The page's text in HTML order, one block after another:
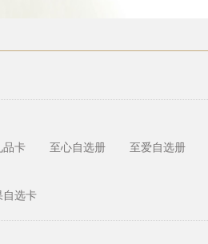
品卡 至心自选册 至爱自选册
自选卡